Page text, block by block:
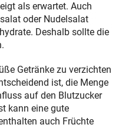
als erwartet. Auch
oder Nudelsalat
Deshalb sollte die
Getränke zu verzichten
ist, die Menge
auf den Blutzucker
kann eine gute
auch Früchte